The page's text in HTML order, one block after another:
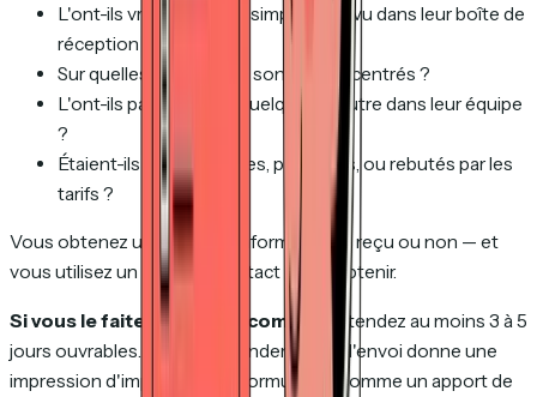
L'ont-ils vraiment lu, ou simplement vu dans leur boîte de
réception ?
Sur quelles sections se sont-ils concentrés ?
L'ont-ils partagé avec quelqu'un d'autre dans leur équipe
?
Étaient-ils enthousiastes, perplexes, ou rebutés par les
tarifs ?
Vous obtenez un seul bit d'information — reçu ou non — et
vous utilisez un point de contact pour l'obtenir.
Si vous le faites, le timing compte.
Attendez au moins 3 à 5
jours ouvrables. Appeler le lendemain de l'envoi donne une
impression d'impatience. Et formulez-le comme un apport de